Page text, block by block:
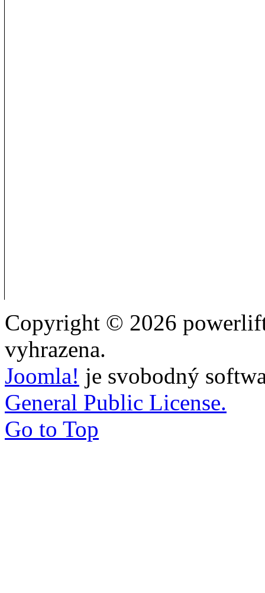
Copyright © 2026
vyhrazena.
Joomla! je svobodný
General Public License.
Go to Top